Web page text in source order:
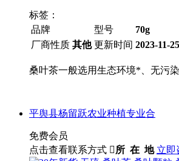
标签：
品牌
型号 70g
厂商性质 其他 更新时间 2023-11-25
桑叶茶一般选用生态环境*、无污
平舆县杨留跃农业种植专业合
免费会员
点击查看联系方式 所 在 地 立即